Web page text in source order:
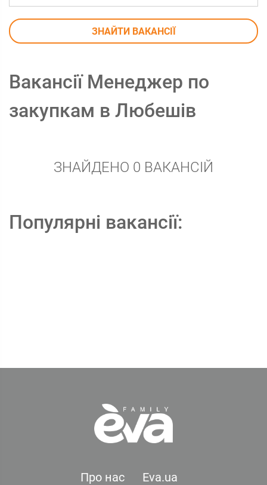
ЗНАЙТИ ВАКАНСІЇ
Вакансії Менеджер по
закупкам в Любешів
ЗНАЙДЕНО 0 ВАКАНСІЙ
Популярні вакансії:
Про нас
Eva.ua